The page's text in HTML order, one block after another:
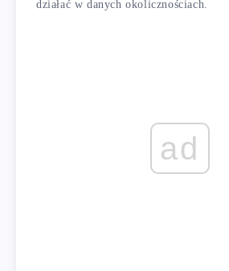
działać w danych okolicznościach.
ad